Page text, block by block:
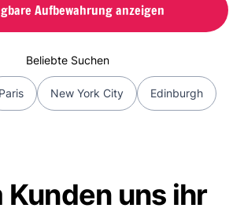
Aufbewahrung anzeigen
Beliebte Suchen
Paris New York City Edinburgh
Kunden uns ihr